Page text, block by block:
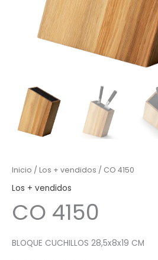
Inicio / Los + vendidos / CO 4150
Los + vendidos
CO 4150
BLOQUE CUCHILLOS 28,5x8x19 CM